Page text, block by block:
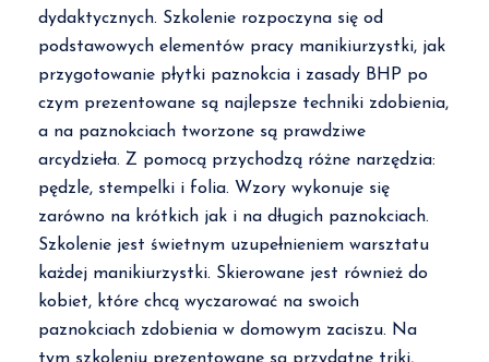
dydaktycznych. Szkolenie rozpoczyna się od
podstawowych elementów pracy manikiurzystki, jak
przygotowanie płytki paznokcia i zasady BHP po
czym prezentowane są najlepsze techniki zdobienia,
a na paznokciach tworzone są prawdziwe
arcydzieła. Z pomocą przychodzą różne narzędzia:
pędzle, stempelki i folia. Wzory wykonuje się
zarówno na krótkich jak i na długich paznokciach.
Szkolenie jest świetnym uzupełnieniem warsztatu
każdej manikiurzystki. Skierowane jest również do
kobiet, które chcą wyczarować na swoich
paznokciach zdobienia w domowym zaciszu. Na